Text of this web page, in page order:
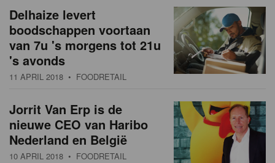
Delhaize levert
boodschappen voortaan
van 7u 's morgens tot 21u
's avonds
11 APRIL 2018 • FOODRETAIL
Jorrit Van Erp is de
nieuwe CEO van Haribo
Nederland en België
10 APRIL 2018 • FOODRETAIL